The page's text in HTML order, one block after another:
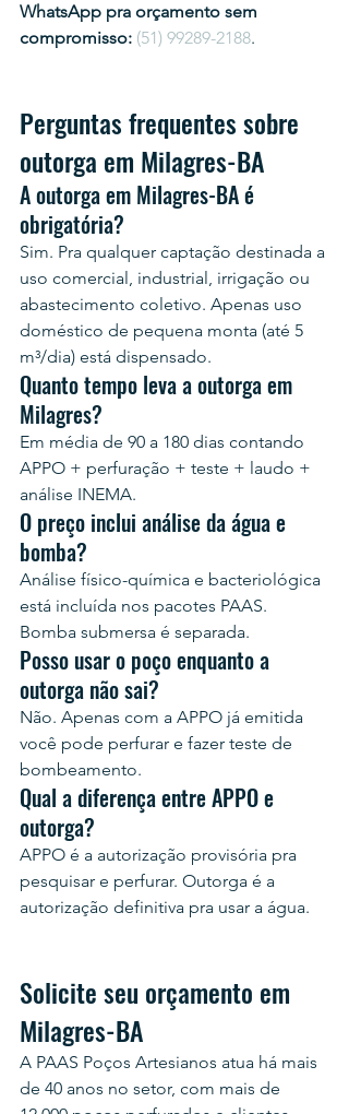
WhatsApp pra orçamento sem
compromisso: (51) 99289-2188.
Perguntas frequentes sobre
outorga em Milagres-BA
A outorga em Milagres-BA é
obrigatória?
Sim. Pra qualquer captação destinada a
uso comercial, industrial, irrigação ou
abastecimento coletivo. Apenas uso
doméstico de pequena monta (até 5
m³/dia) está dispensado.
Quanto tempo leva a outorga em
Milagres?
Em média de 90 a 180 dias contando
APPO + perfuração + teste + laudo +
análise INEMA.
O preço inclui análise da água e
bomba?
Análise físico-química e bacteriológica
está incluída nos pacotes PAAS.
Bomba submersa é separada.
Posso usar o poço enquanto a
outorga não sai?
Não. Apenas com a APPO já emitida
você pode perfurar e fazer teste de
bombeamento.
Qual a diferença entre APPO e
outorga?
APPO é a autorização provisória pra
pesquisar e perfurar. Outorga é a
autorização definitiva pra usar a água.
Solicite seu orçamento em
Milagres-BA
A PAAS Poços Artesianos atua há mais
de 40 anos no setor, com mais de